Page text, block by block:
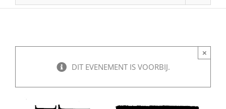
DIT EVENEMENT IS VOORBIJ.
×